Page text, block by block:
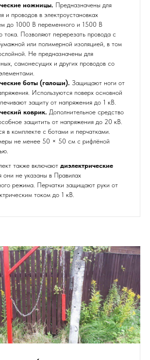
ножницы. Предназначены для
и проводов в электроустановках
до 1000 В переменного и 1500 В
тока. Позволяют перерезать провода с
или полимерной изоляцией, в том
Не предназначены для
самонесущих и других проводов со
боты (галоши). Защищают ноги от
Используются поверх основной
защиту от напряжения до 1 кВ.
коврик. Дополнительное средство
защитить от напряжения до 20 кВ.
в комплекте с ботами и перчатками.
не менее 50 × 50 см с рифлёной
также включают диэлектрические
они не указаны в Правилах
режима. Перчатки защищают руки от
током до 1 кВ.